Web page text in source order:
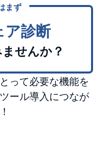
まず
ア診断
せんか？
って必要な機能を
ール導入につなが